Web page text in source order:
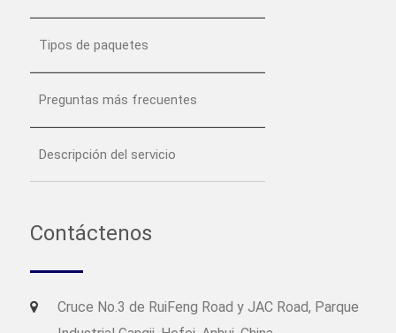
Tipos de paquetes
Preguntas más frecuentes
Descripción del servicio
Contáctenos
Cruce No.3 de RuiFeng Road y JAC Road, Parque